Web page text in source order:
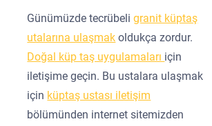
Günümüzde tecrübeligranit küptaş
utalarına ulaşmak oldukça zordur.
Doğal küp taş uygulamaları için
iletişime geçin. Bu ustalara ulaşmak
için küptaş ustası iletişim
bölümünden internet sitemizden